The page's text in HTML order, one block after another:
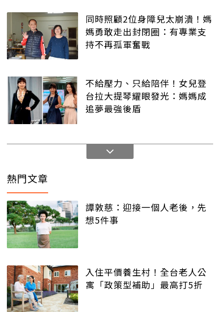
同時照顧2位身障兒太崩潰！媽
媽勇敢走出封閉圈：有專業支
持不再孤軍奮戰
不給壓力、只給陪伴！女兒登
台拉大提琴耀眼發光：媽媽成
追夢最強後盾
熱門文章
譚敦慈：迎接一個人老後，先
想5件事
入住平價養生村！全台老人公
寓「政策型補助」最高打5折